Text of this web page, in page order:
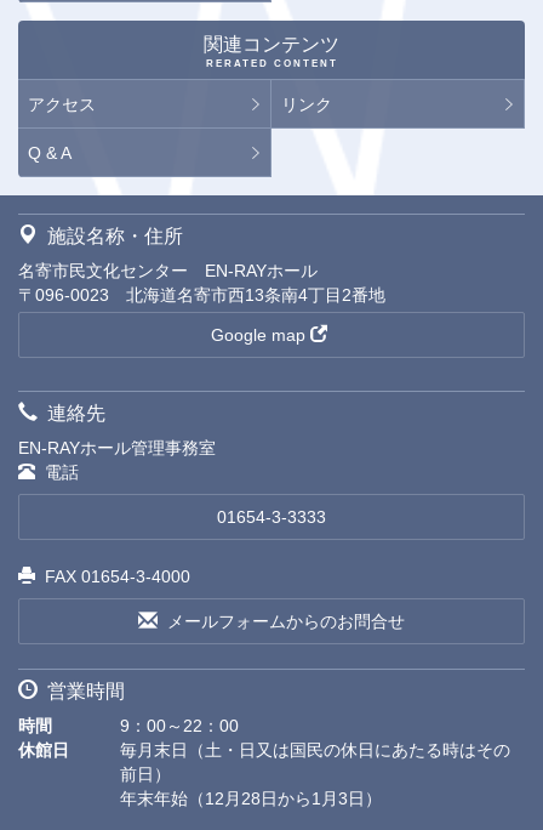
関連コンテンツ
RERATED CONTENT
アクセス リンク
Q & A
施設名称・住所
名寄市民文化センター EN-RAYホール
〒096-0023 北海道名寄市西13条南4丁目2番地
Google map
連絡先
EN-RAYホール管理事務室
電話
01654-3-3333
FAX 01654-3-4000
メールフォームからのお問合せ
営業時間
時間
9：00～22：00
休館日
毎月末日（土・日又は国民の休日にあたる時はその
前日）
年末年始（12月28日から1月3日）